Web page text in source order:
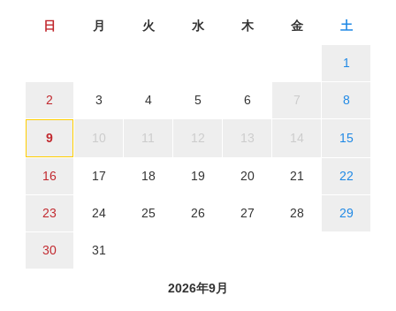
日 月 火 水 木 金 土
1
2 3 4 5 6 7 8
9 10 11 12 13 14 15
16 17 18 19 20 21 22
23 24 25 26 27 28 29
30 31
2026年9月